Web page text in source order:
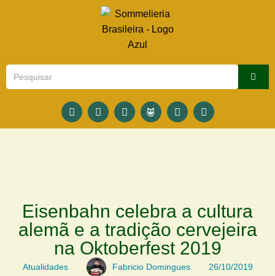
Eisenbahn celebra a cultura
alemã e a tradição cervejeira
na Oktoberfest 2019
Atualidades Fabricio Domingues 26/10/2019